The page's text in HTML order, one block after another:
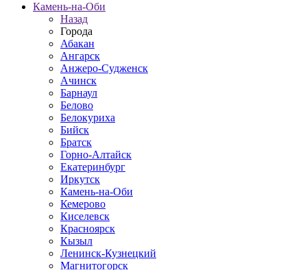
Камень-на-Оби
Назад
Города
Абакан
Ангарск
Анжеро-Судженск
Ачинск
Барнаул
Белово
Белокуриха
Бийск
Братск
Горно-Алтайск
Екатеринбург
Иркутск
Камень-на-Оби
Кемерово
Киселевск
Красноярск
Кызыл
Ленинск-Кузнецкий
Магнитогорск